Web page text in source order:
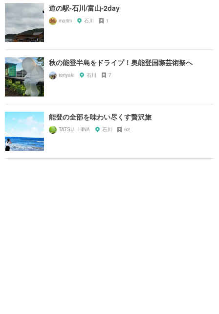
道の駅-石川/富山-2day
morim 石川 1
秋の能登半島をドライブ！奥能登国際芸術祭へ
teriyaki 石川 7
能登の全部を味わい尽くす贅沢旅
TATSU-.-HINA 石川 62